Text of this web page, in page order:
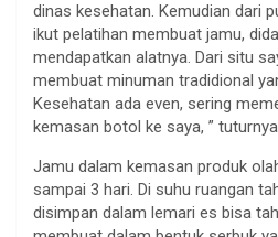
dinas kesehatan. Kemudian dari
ikut pelatihan membuat jamu,
mendapatkan alatnya. Dari situ
membuat minuman tradidional
Kesehatan ada even, sering
kemasan botol ke saya, ”
Jamu dalam kemasan produk
sampai 3 hari. Di suhu ruangan
disimpan dalam lemari es bisa